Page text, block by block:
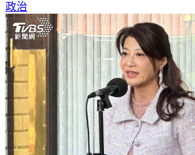
政治